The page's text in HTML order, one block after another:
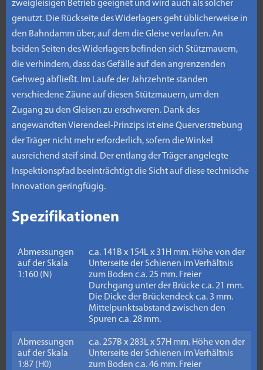
zweigleisigen Betrieb geeignet und wird auch als solcher
genutzt. Die Rückseite des Widerlagers geht üblicherweise in
den Bahndamm über, auf dem die Gleise verlaufen. An
beiden Seiten des Widerlagers befinden sich Stützmauern,
die verhindern, dass das Gefälle auf den angrenzenden
Gehweg abfließt. Im Laufe der Jahrzehnte standen
verschiedene Zäune auf diesen Stützmauern, um den
Zugang zu den Gleisen zu erschweren. Dank des
angewandten Vierendeel-Prinzips ist eine Querverstrebung
der Träger nicht mehr erforderlich, sofern die Winkel
ausreichend steif sind. Der entlang der Träger angelegte
Inspektionspfad beeinträchtigt die Sicht auf diese technische
Innovation geringfügig.
Spezifikationen
Abmessungen
auf der Skala
1:160 (N)
c.a. 141B x 154L x 31H mm. Höhe von der
Unterseite der Schienen im Verhältnis
zum Boden c.a. 25 mm. Freier
Durchgang unter der Brücke c.a. 21 mm.
Die Dicke der Brückendeck c.a. 3 mm.
Mittelpunktsabstand zwischen den
Spuren c.a. 28 mm.
Abmessungen
auf der Skala
1:87 (H0)
c.a. 257B x 283L x 57H mm. Höhe von der
Unterseite der Schienen im Verhältnis
zum Boden c.a. 46 mm. Freier